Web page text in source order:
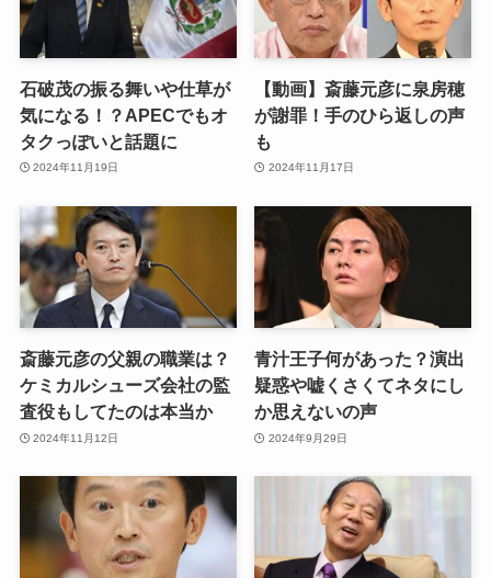
石破茂の振る舞いや仕草が
気になる！？APECでもオ
タクっぽいと話題に
2024年11月19日
【動画】斎藤元彦に泉房穂
が謝罪！手のひら返しの声
も
2024年11月17日
斎藤元彦の父親の職業は？
ケミカルシューズ会社の監
査役もしてたのは本当か
2024年11月12日
青汁王子何があった？演出
疑惑や嘘くさくてネタにし
か思えないの声
2024年9月29日